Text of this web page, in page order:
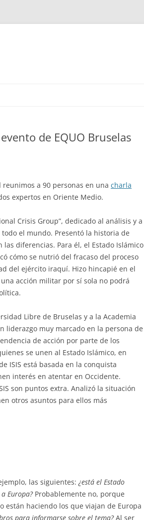
de EQUO Bruselas
reunimos a 90 personas en una charla
expertos en Oriente Medio.
Crisis Group”, dedicado al análisis y a
el mundo. Presentó la historia de
las diferencias. Para él, el Estado Islámico
cómo se nutrió del fracaso del proceso
del ejército iraquí. Hizo hincapié en el
acción militar por sí sola no podrá
Libre de Bruselas y a la Academia
liderazgo muy marcado en la persona de
de acción por parte de los
se unen al Estado Islámico, en
ISIS está basada en la conquista
interés en atentar en Occidente.
son puntos extra. Analizó la situación
otros asuntos para ellos más
las siguientes: ¿está el Estado
Europa?Probablemente no, porque
están haciendo los que viajan de Europa
para informarse sobre el tema?Al ser